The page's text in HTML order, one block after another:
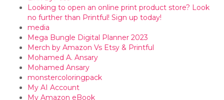
Looking to open an online print product store? Look
no further than Printful! Sign up today!
media
Mega Bungle Digital Planner 2023
Merch by Amazon Vs Etsy & Printful
Mohamed A. Ansary
Mohamed Ansary
monstercoloringpack
My AI Account
My Amazon eBook